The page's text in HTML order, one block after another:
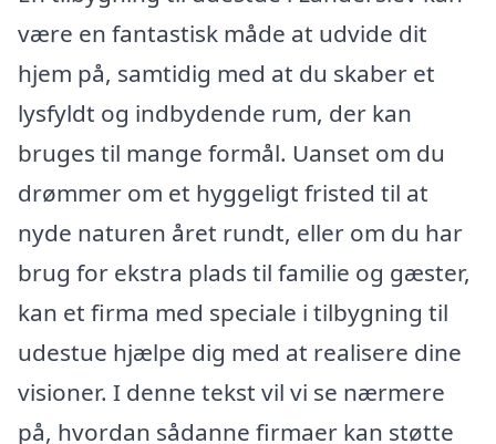
være en fantastisk måde at udvide dit
hjem på, samtidig med at du skaber et
lysfyldt og indbydende rum, der kan
bruges til mange formål. Uanset om du
drømmer om et hyggeligt fristed til at
nyde naturen året rundt, eller om du har
brug for ekstra plads til familie og gæster,
kan et firma med speciale i tilbygning til
udestue hjælpe dig med at realisere dine
visioner. I denne tekst vil vi se nærmere
på, hvordan sådanne firmaer kan støtte